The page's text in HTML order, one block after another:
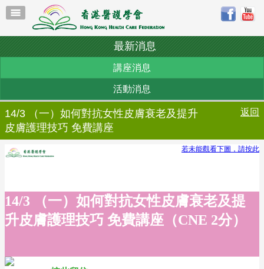
最新消息
講座消息
活動消息
14/3 （一）如何對抗女性皮膚衰老及提升
皮膚護理技巧 免費講座
返回
若未能觀看下圖，請按此
14/3 （一）如何對抗女性皮膚衰老及提
升皮膚護理技巧 免費講座（CNE 2分）